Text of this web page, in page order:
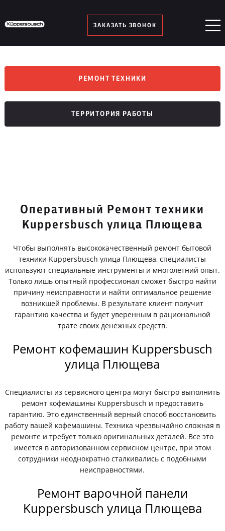
ЗАКАЗАТЬ ЗВОНОК
РЕМОНТ ТЕХНИКИ
ТЕРРИТОРИЯ РАБОТЫ
Оперативный Ремонт техники
Kuppersbusch улица Плющева
Чтобы выполнять высококачественный ремонт бытовой
техники Kuppersbusch улица Плющева, специалисты
используют специальные инструменты и многолетний опыт.
Только лишь опытный профессионал сможет быстро найти
причину неисправности и найти оптимальное решение
возникшей проблемы. В результате клиент получит
гарантию качества и будет уверенным в рациональной
трате своих денежных средств.
Ремонт кофемашин Kuppersbusch
улица Плющева
Специалисты из сервисного центра могут быстро выполнить
ремонт кофемашины Kuppersbusch и предоставить
гарантию. Это единственный верный способ восстановить
работу вашей кофемашины. Техника чрезвычайно сложная в
ремонте и требует только оригинальных деталей. Все это
имеется в авторизованном сервисном центре, при этом
сотрудники неоднократно сталкивались с подобными
неисправностями.
Ремонт варочной панели
Kuppersbusch улица Плющева